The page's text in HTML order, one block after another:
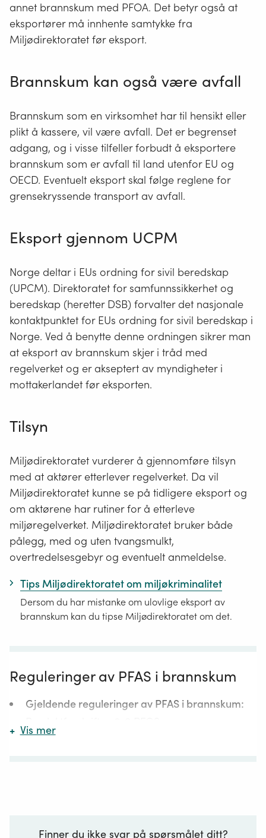
annet brannskum med PFOA. Det betyr også at
eksportører må innhente samtykke fra
Miljødirektoratet før eksport.
Brannskum kan også være avfall
Brannskum som en virksomhet har til hensikt eller
plikt å kassere, vil være avfall. Det er begrenset
adgang, og i visse tilfeller forbudt å eksportere
brannskum som er avfall til land utenfor EU og
OECD. Eventuelt eksport skal følge reglene for
grensekryssende transport av avfall.
Eksport gjennom UCPM
Norge deltar i EUs ordning for sivil beredskap
(UPCM). Direktoratet for samfunnssikkerhet og
beredskap (heretter DSB) forvalter det nasjonale
kontaktpunktet for EUs ordning for sivil beredskap i
Norge. Ved å benytte denne ordningen sikrer man
at eksport av brannskum skjer i tråd med
regelverket og er akseptert av myndigheter i
mottakerlandet før eksporten.
Tilsyn
Miljødirektoratet vurderer å gjennomføre tilsyn
med at aktører etterlever regelverket. Da vil
Miljødirektoratet kunne se på tidligere eksport og
om aktørene har rutiner for å etterleve
miljøregelverket. Miljødirektoratet bruker både
pålegg, med og uten tvangsmulkt,
overtredelsesgebyr og eventuelt anmeldelse.
Tips Miljødirektoratet om miljøkriminalitet
Dersom du har mistanke om ulovlige eksport av
brannskum kan du tipse Miljødirektoratet om det.
Reguleringer av PFAS i brannskum
Gjeldende reguleringer av PFAS i brannskum:
Produktforskriften 4.1: PFOS, PFOA, PFHxS med
Fremtidig regulering av PFAS i brannskum: EU
+ Vis mer
Finner du ikke svar på spørsmålet ditt?